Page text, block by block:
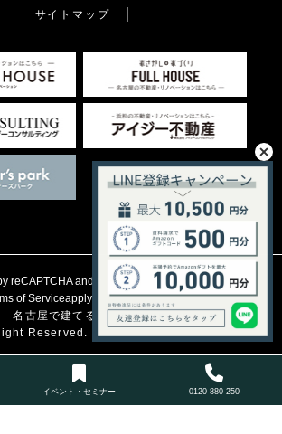
サイトマップ
reCAPTCHA and the Google
of Serviceapply.
名古屋で建てる自然素材の注文住宅アイジース
Reserved.
イベント・セミナー 0120-880-250